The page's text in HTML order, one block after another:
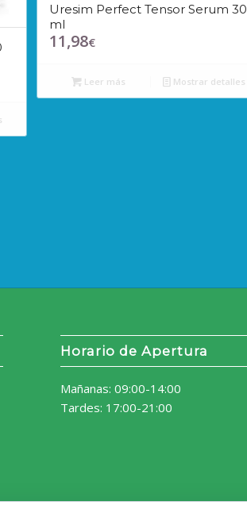
Uresim Perfect Tensor Serum 30
ml
11,98€
Leer más Mostrar detalles
Horario de Apertura
Mañanas: 09:00-14:00
Tardes: 17:00-21:00